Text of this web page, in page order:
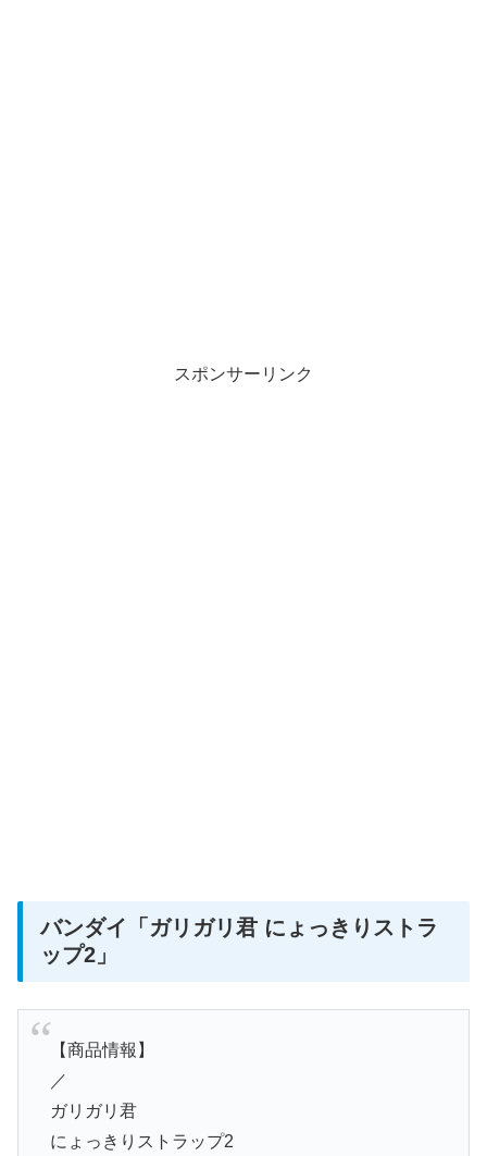
スポンサーリンク
バンダイ 「ガリガリ君 にょっきりストラ
ップ2」
【商品情報】
／
ガリガリ君
にょっきりストラップ2